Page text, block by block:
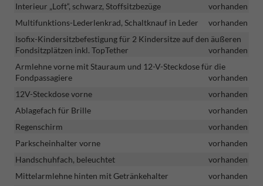
Interieur „Loft“, schwarz, Stoffsitzbezüge
vorhanden
Multifunktions-Lederlenkrad, Schaltknauf in Leder
vorhanden
Isofix-Kindersitzbefestigung für 2 Kindersitze auf den äußeren
Fondsitzplätzen inkl. TopTether
vorhanden
Armlehne vorne mit Stauraum und 12-V-Steckdose für die
Fondpassagiere
vorhanden
12V-Steckdose vorne
vorhanden
Ablagefach für Brille
vorhanden
Regenschirm
vorhanden
Parkscheinhalter vorne
vorhanden
Handschuhfach, beleuchtet
vorhanden
Mittelarmlehne hinten mit Getränkehalter
vorhanden